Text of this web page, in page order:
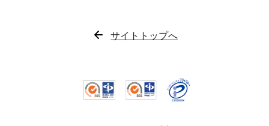
サイトトップへ